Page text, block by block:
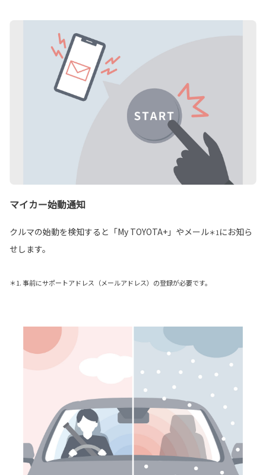
マイカー始動通知
クルマの始動を検知すると「My TOYOTA+」やメール＊1にお知ら
せします。
＊1. 事前にサポートアドレス（メールアドレス）の登録が必要です。